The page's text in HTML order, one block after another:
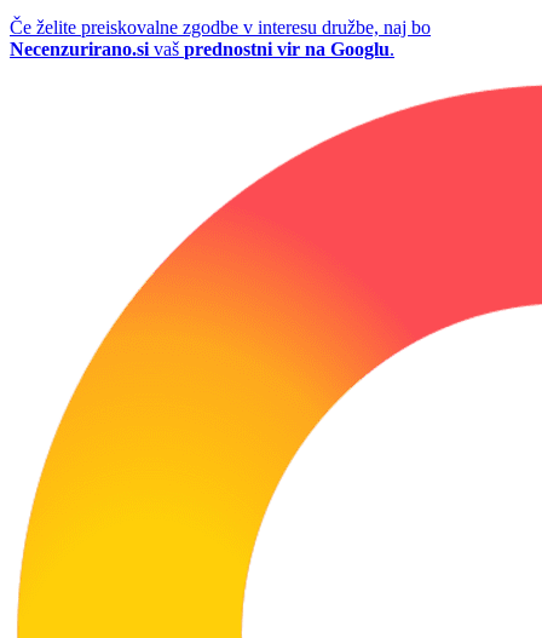
Če želite preiskovalne zgodbe v interesu družbe, naj bo
Necenzurirano.si vaš prednostni vir na Googlu.